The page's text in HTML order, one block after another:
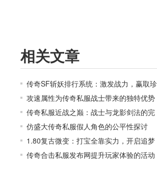
相关文章
传奇SF斩妖排行系统：激发战力，赢取珍
攻速属性为传奇私服战士带来的独特优势
传奇私服近战之巅：战士与龙影剑法的完
仿盛大传奇私服假人角色的公平性探讨
1.80复古微变：打宝全靠实力，开启追梦
传奇合击私服发布网提升玩家体验的活动